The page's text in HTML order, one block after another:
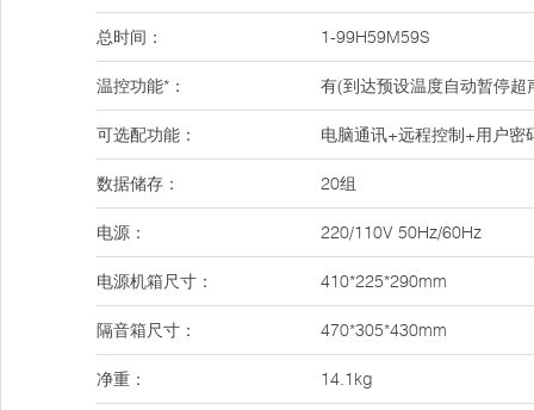
总时间： 1-99H59M59S
温控功能*： 有(到达预设温度自动暂停超
可选配功能： 电脑通讯+远程控制+用户
数据储存： 20组
电源： 220/110V 50Hz/60Hz
电源机箱尺寸： 410*225*290mm
隔音箱尺寸： 470*305*430mm
净重： 14.1kg